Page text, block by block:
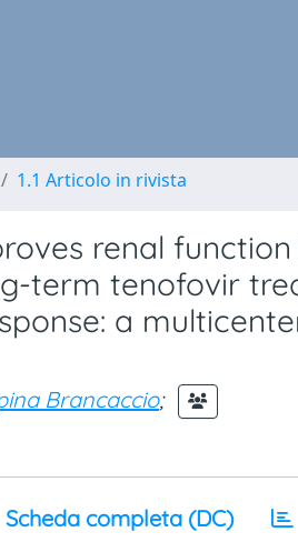
1.1 Articolo in rivista
renal
term tenofovir
a
Brancaccio;
Scheda completa (DC)